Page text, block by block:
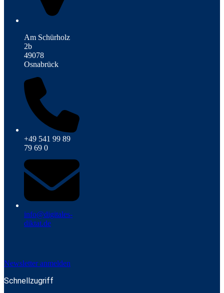
Am Schürholz
2b
49078
Osnabrück
+49 541 99 89
79 69 0
info@digitales-
diktat.de
Newsletter anmelden
Schnellzugriff